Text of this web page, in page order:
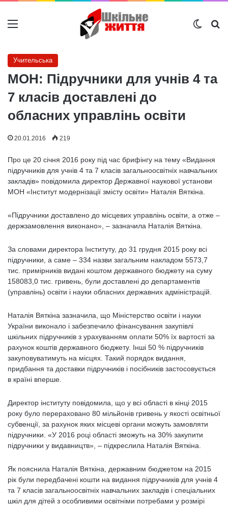
Меню
Учительська
МОН: Підручники для учнів 4 та
7 класів доставлені до
обласних управлінь освіти
20.01.2016 219
Про це 20 січня 2016 року під час брифінгу на тему «Видання
підручників для учнів 4 та 7 класів загальноосвітніх навчальних
закладів» повідомила директор Державної наукової установи
МОН «Інститут модернізації змісту освіти» Наталія Вяткіна.
«Підручники доставлено до місцевих управлінь освіти, а отже –
держзамовлення виконано», – зазначила Наталія Вяткіна.
За словами директора Інституту, до 31 грудня 2015 року всі
підручники, а саме – 334 назви загальним накладом 5573,7
тис. примірників видані коштом державного бюджету на суму
158083,0 тис. гривень, були доставлені до департаментів
(управлінь) освіти і науки обласних державних адміністрацій.
Наталія Вяткіна зазначила, що Міністерство освіти і науки
України виконало і забезпечило фінансування закупівлі
шкільних підручників з урахуванням оплати 50% їх вартості за
рахунок коштів державного бюджету. Інші 50 % підручників
закуповуватимуть на місцях. Такий порядок видання,
придбання та доставки підручників і посібників застосовується
в країні вперше.
Директор інституту повідомила, що у всі області в кінці 2015
року було перераховано 80 мільйонів гривень у якості освітньої
субвенції, за рахунок яких місцеві органи можуть замовляти
підручники. «У 2016 році області зможуть на 30% закупити
підручники у видавництв», – підкреслила Наталія Вяткіна.
Як пояснила Наталія Вяткіна, державним бюджетом на 2015
рік були передбачені кошти на видання підручників для учнів 4
та 7 класів загальноосвітніх навчальних закладів і спеціальних
шкіл для дітей з особливими освітніми потребами у розмірі